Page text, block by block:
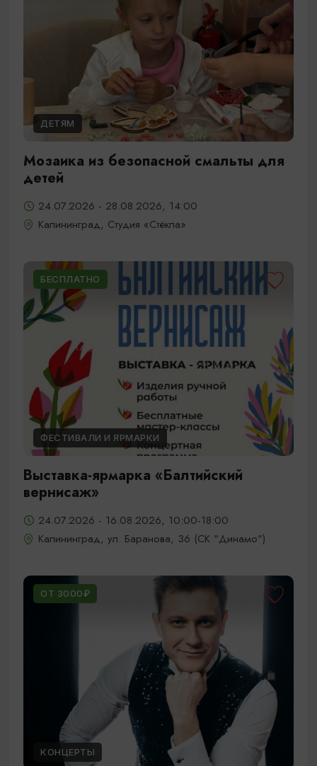
ДЕТЯМ
Мозаика из безопасной смальты для
детей
24.07.2026 - 28.08.2026, 14:00
Калининград, Студия «Стёкла»
БЕСПЛАТНО
ФЕСТИВАЛИ И ЯРМАРКИ
Выставка-ярмарка «Балтийский
вернисаж»
24.07.2026 - 16.08.2026, 10:00-18:00
Калининград, ул. Баранова, 36 (СК "Динамо")
ОТ 3000₽
КОНЦЕРТЫ